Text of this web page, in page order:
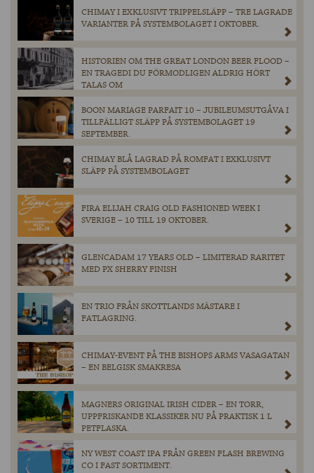
CHIMAY I EXKLUSIVT TRIPPELSLÄPP – TRE LAGRADE
VARIANTER PÅ SYSTEMBOLAGET I OKTOBER.
HISTORIEN OM THE GREAT LONDON BEER FLOOD –
EN TRAGEDI DU FÖRMODLIGEN ALDRIG HÖRT
TALAS OM
BOON MARIAGE PARFAIT 10 – JUBILEUMSUTGÅVA I
TILLFÄLLIGT SLÄPP PÅ SYSTEMBOLAGET 19
SEPTEMBER.
CHIMAY BLÅ LAGRAD PÅ ROMFAT I EXKLUSIVT
SLÄPP PÅ SYSTEMBOLAGET
FIRA ELIJAH CRAIG OLD FASHIONED WEEK I
SVERIGE – 10 TILL 19 OKTOBER.
GLENCADAM 17 YEARS OLD – LIMITERAD RARITET
MED PX SHERRY FINISH
EN TRIO FRÅN SKOTTLANDS MÄSTARE I
FATLAGRING.
CHIMAY-EVENT PÅ THE BISHOPS ARMS VASAGATAN
– EN BELGISK SMAKRESA
MAGNERS ORIGINAL IRISH CIDER – EN TORR,
UPPFRISKANDE KLASSIKER NU PÅ PRAKTISK 1 L
PETFLASKA.
NY WEST COAST IPA FRÅN GREEN FLASH BREWING
CO I FAST SORTIMENT.